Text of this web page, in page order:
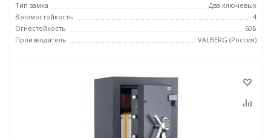
Тип замка
Два ключевых
Взломостойкость
4
Огнестойкость
60Б
Производитель
VALBERG (Россия)